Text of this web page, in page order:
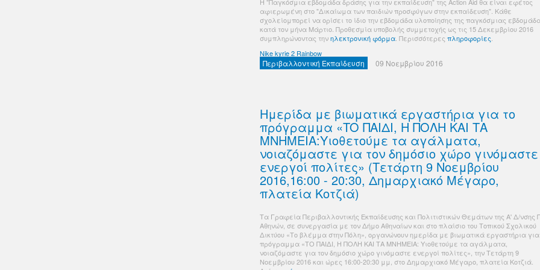
αφιερωμένη στο "Δικαίωμα των παιδιών προσφύγων στην εκπαίδευση". Κάθε
σχολείομπορεί να ορίσει το ίδιο την εβδομάδα υλοποίησης της παγκόσμιας
κατά τον μήνα Μάρτιο. Προθεσμία υποβολής συμμετοχής ως τις 15 Δεκεμβρίου 2016
συμπληρώνοντας τηνηλεκτρονική φόρμα . Περισσότερες πληροφορίες
Nike kyrie 2 Rainbow
Περιβαλλοντική Εκπαίδευση 09 Νοεμβρίου 2016
Ημερίδα με βιωματικά εργαστήρια για το
πρόγραμμα «TO ΠΑΙΔΙ, Η ΠΟΛΗ ΚΑΙ ΤΑ
ΜΝΗΜΕΙΑ:Υιοθετούμε τα αγάλματα,
νοιαζόμαστε για τον δημόσιο χώρο γινόμαστε
ενεργοί πολίτες» (Τετάρτη 9 Νοεμβρίου
2016,16:00 - 20:30, Δημαρχιακό Μέγαρο,
πλατεία Κοτζιά)
Τα Γραφεία Περιβαλλοντικής Εκπαίδευσης και Πολιτιστικών Θεμάτων της Α' Δ/νσης
Αθηνών, σε συνεργασία με τον Δήμο Αθηναίων και στο πλαίσιο του Τοπικού Σχολικού
Δικτύου «Το βλέμμα στην Πόλη», οργανώνουν ημερίδα με βιωματικά εργαστήρια για
πρόγραμμα «TO ΠΑΙΔΙ, Η ΠΟΛΗ ΚΑΙ ΤΑ ΜΝΗΜΕΙΑ: Υιοθετούμε τα αγάλματα,
νοιαζόμαστε για τον δημόσιο χώρο γινόμαστε ενεργοί πολίτες», την Τετάρτη 9
Νοεμβρίου 2016 και ώρες 16:00-20:30 μμ, στο Δημαρχιακό Μέγαρο, πλατεία Κοτζιά.